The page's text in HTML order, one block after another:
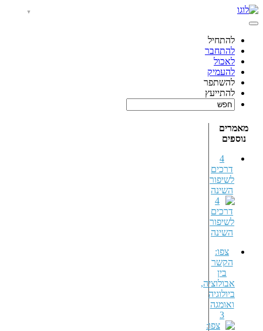
להתחיל
להתחבר
לאכול
להעמיק
להשתפר
להתייעץ
מאמרים
נוספים
4
דרכים
לשיפור
השינה
צפו:
הקשר
בין
אבולוציה,
ביולוגיה
ואומגה
3